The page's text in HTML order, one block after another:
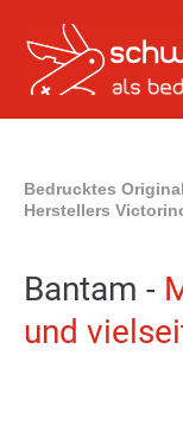
Bedrucktes
Herstellers
Bantam -
und